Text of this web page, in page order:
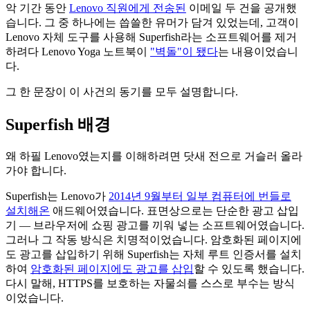
악 기간 동안 Lenovo 직원에게 전송된 이메일 두 건을 공개했
습니다. 그 중 하나에는 씁쓸한 유머가 담겨 있었는데, 고객이
Lenovo 자체 도구를 사용해 Superfish라는 소프트웨어를 제거
하려다 Lenovo Yoga 노트북이 "벽돌"이 됐다는 내용이었습니
다.
그 한 문장이 이 사건의 동기를 모두 설명합니다.
Superfish 배경
왜 하필 Lenovo였는지를 이해하려면 닷새 전으로 거슬러 올라
가야 합니다.
Superfish는 Lenovo가 2014년 9월부터 일부 컴퓨터에 번들로
설치해온 애드웨어였습니다. 표면상으로는 단순한 광고 삽입
기 — 브라우저에 쇼핑 광고를 끼워 넣는 소프트웨어였습니다.
그러나 그 작동 방식은 치명적이었습니다. 암호화된 페이지에
도 광고를 삽입하기 위해 Superfish는 자체 루트 인증서를 설치
하여 암호화된 페이지에도 광고를 삽입할 수 있도록 했습니다.
다시 말해, HTTPS를 보호하는 자물쇠를 스스로 부수는 방식
이었습니다.